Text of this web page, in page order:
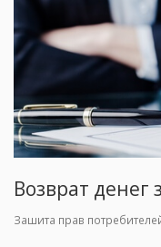
Возврат денег
Зашита прав